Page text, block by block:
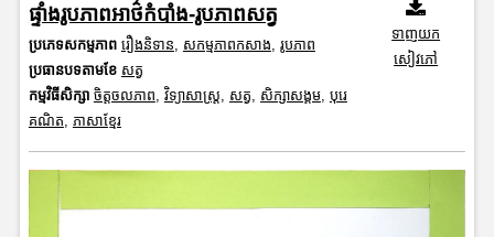
ផ្ទាំងរូបភាពអាថ៌កំបាំង-រូបភាពសត្វ
ប្រភេទសកម្មភាព រឿងនិទាន សកម្មភាពកសាង រូបភាព
ប្រធានបទតាមខែ សត្វ
កម្មវិធីសិក្សា ចិត្តចលភាព វិទ្យាសាស្រ្ត សត្វ សិក្សាសង្គម, បុរេ
គណិត ភាសាខ្មែរ
ទាញយក
សៀវភៅ